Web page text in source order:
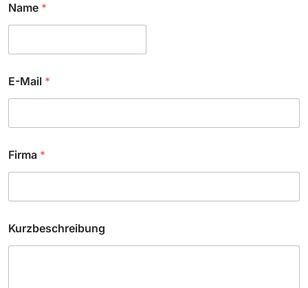
Name *
E-Mail *
Firma *
h
e
Kurzbeschreibung